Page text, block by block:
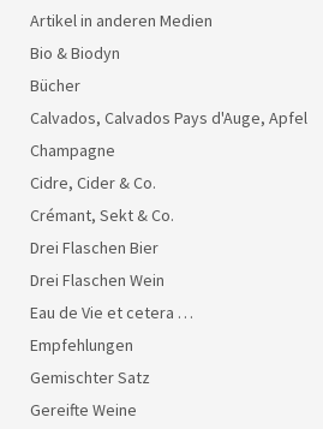
Artikel in anderen Medien
Bio & Biodyn
Bücher
Calvados, Calvados Pays d'Auge, Apfel
Champagne
Cidre, Cider & Co.
Crémant, Sekt & Co.
Drei Flaschen Bier
Drei Flaschen Wein
Eau de Vie et cetera …
Empfehlungen
Gemischter Satz
Gereifte Weine